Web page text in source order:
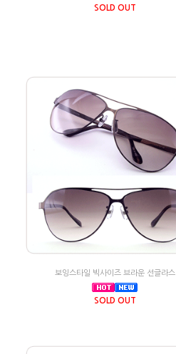
SOLD OUT
보잉스타일 빅사이즈 브라운 선글라스
SOLD OUT